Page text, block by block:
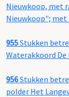
Nieuwkoop, met
Nieuwkoop"; met
955Stukken
Waterakkoord De
956Stukken
polder Het